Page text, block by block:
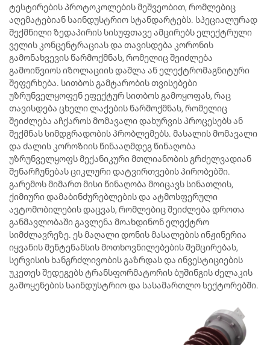
ტესტირების პროტოკოლების მეშვეობით, რომლებიც
აღემატებიან საინდუსტრიო სტანდარტებს. სპეციალურად
შექმნილი ზედაპირის სისუფთავე ამცირებს ელექტრული
ველის კონცენტრაციას და თავისდება კორონის
გამონახვევის წარმოქმნას, რომელიც შეიძლება
გამოიწვიოს იზოლაციის დაშლა ან ელექტრომაგნიტური
შეფერხება. სითბოს გამტარობის თვისებები
უზრუნველყოფენ ეფექტურ სითბოს გამოყოფას, რაც
თავისდება ცხელი ლაქების წარმოქმნას, რომელიც
შეიძლება აჩქაროს მომავალი დახურვის პროცესებს ან
შექმნას სიმდგრადობის პრობლემებს. მასალის მომავალი
და ძალის კოროზიის წინააღმდეგ წინაღობა
უზრუნველყოფს მექანიკური მთლიანობის გრძელვადიან
შენარჩუნებას ციკლური დატვირთვების პირობებში.
გარემოს მიმართ მისი წინაღობა მოიცავს სინათლის,
ქიმიური დამაბინძურებლების და ატმოსფერული
ავტომობილების დაცვას, რომლებიც შეიძლება დროთა
განმავლობაში გავლენა მოახდინონ ელექტრო
სიმძლავრეზე. ეს მაღალი დონის მასალების ინჟინერია
იყვანის მენტენანსის მოთხოვნილებების შემცირებას,
სერვისის ხანგრძლივობის გაზრდას და ინვესტიციების
უკეთეს შედეგებს ტრანსფორმატორის ბუშინგის ძელაკის
გამოყენების საინდუსტრიო და სასამართლო სექტორებში.